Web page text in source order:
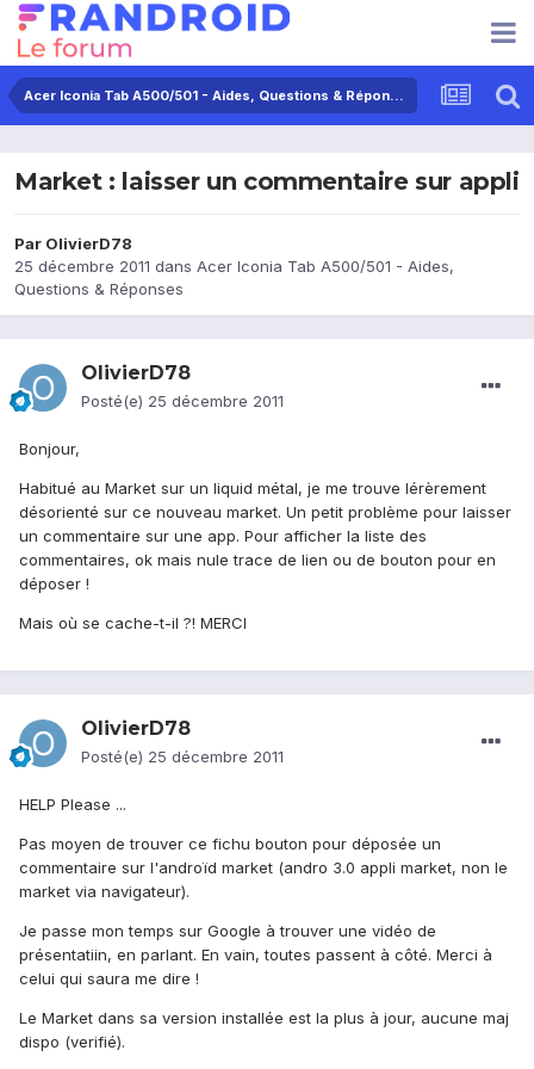
Acer Iconia Tab A500/501 - Aides, Questions & Réponses
Market : laisser un commentaire sur appli
Par OlivierD78
25 décembre 2011 dans Acer Iconia Tab A500/501 - Aides,
Questions & Réponses
OlivierD78
Posté(e) 25 décembre 2011
Bonjour,
Habitué au Market sur un liquid métal, je me trouve lérèrement
désorienté sur ce nouveau market. Un petit problème pour laisser
un commentaire sur une app. Pour afficher la liste des
commentaires, ok mais nule trace de lien ou de bouton pour en
déposer !
Mais où se cache-t-il ?! MERCI
OlivierD78
Posté(e) 25 décembre 2011
HELP Please ...
Pas moyen de trouver ce fichu bouton pour déposée un
commentaire sur l'androïd market (andro 3.0 appli market, non le
market via navigateur).
Je passe mon temps sur Google à trouver une vidéo de
présentatiin, en parlant. En vain, toutes passent à côté. Merci à
celui qui saura me dire !
Le Market dans sa version installée est la plus à jour, aucune maj
dispo (verifié).